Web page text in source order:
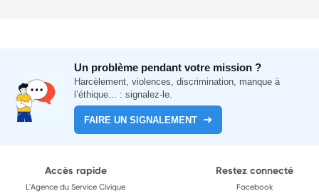
Un problème pendant votre mission ?
Harcèlement, violences, discrimination, manque à
l’éthique... : signalez-le.
FAIRE UN SIGNALEMENT
Accès rapide
L'Agence du Service Civique
Restez connecté
Facebook